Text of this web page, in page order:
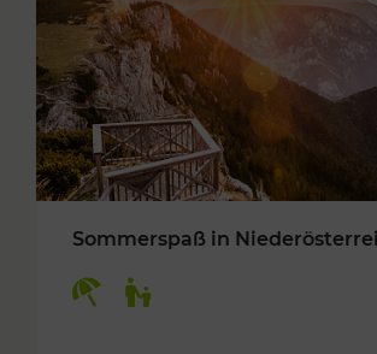
Sommerspaß in